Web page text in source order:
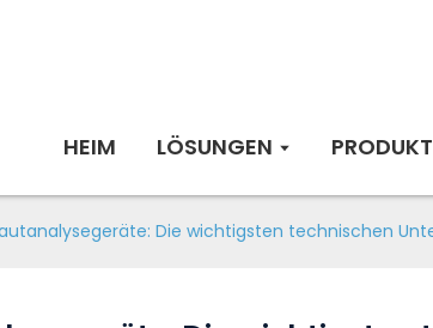
HEIM LÖSUNGEN
Die wichtigsten technischen